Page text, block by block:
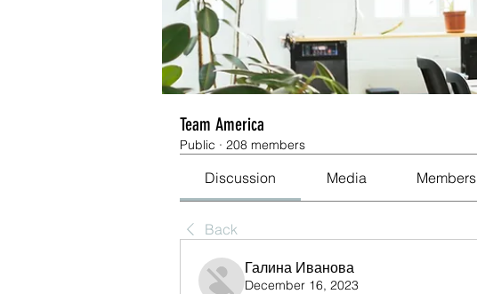
Team America
Public · 208 members
Discussion Media Members
Back
Галина Иванова
December 16, 2023